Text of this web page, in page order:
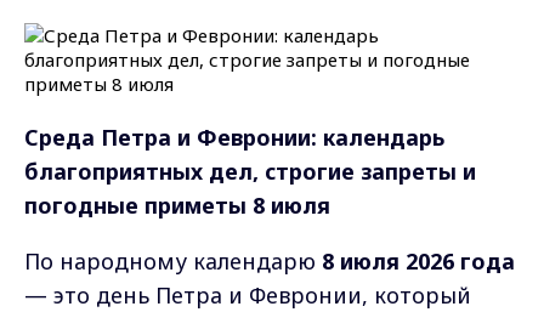
Среда Петра и Февронии: календарь
благоприятных дел, строгие запреты и
погодные приметы 8 июля
По народному календарю 8 июля 2026 года
— это день Петра и Февронии, который